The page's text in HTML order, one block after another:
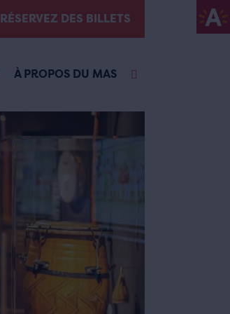
RÉSERVEZ DES BILLETS
À PROPOS DU MAS